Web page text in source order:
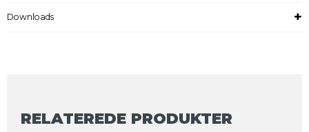
Downloads
RELATEREDE PRODUKTER